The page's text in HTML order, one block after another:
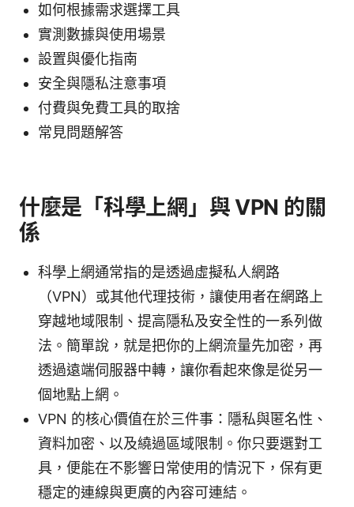
如何根據需求選擇工具
實測數據與使用場景
設置與優化指南
安全與隱私注意事項
付費與免費工具的取捨
常見問題解答
什麼是「科學上網」與 VPN 的關
係
科學上網通常指的是透過虛擬私人網路
（VPN）或其他代理技術，讓使用者在網路上
穿越地域限制、提高隱私及安全性的一系列做
法。簡單說，就是把你的上網流量先加密，再
透過遠端伺服器中轉，讓你看起來像是從另一
個地點上網。
VPN 的核心價值在於三件事：隱私與匿名性、
資料加密、以及繞過區域限制。你只要選對工
具，便能在不影響日常使用的情況下，保有更
穩定的連線與更廣的內容可連結。